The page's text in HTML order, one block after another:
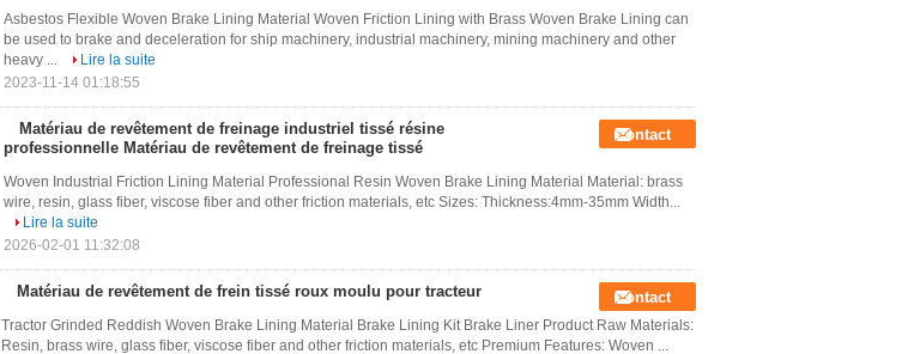
Asbestos Flexible Woven Brake Lining Material Woven Friction Lining with Brass Woven Brake Lining can
be used to brake and deceleration for ship machinery, industrial machinery, mining machinery and other
heavy ...
Lire la suite
2023-11-14 01:18:55
Matériau de revêtement de freinage industriel tissé résine
professionnelle Matériau de revêtement de freinage tissé
Contact
Woven Industrial Friction Lining Material Professional Resin Woven Brake Lining Material Material: brass
wire, resin, glass fiber, viscose fiber and other friction materials, etc Sizes: Thickness:4mm-35mm Width...
Lire la suite
2026-02-01 11:32:08
Matériau de revêtement de frein tissé roux moulu pour tracteur Contact
Tractor Grinded Reddish Woven Brake Lining Material Brake Lining Kit Brake Liner Product Raw Materials:
Resin, brass wire, glass fiber, viscose fiber and other friction materials, etc Premium Features: Woven ...